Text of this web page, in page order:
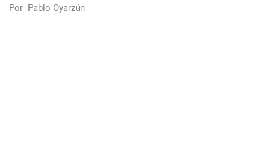
Por Pablo Oyarzún